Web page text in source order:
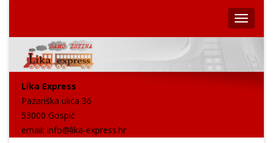
Lika Express
Pazariška ulica 36
53000 Gospić
email: info@lika-express.hr